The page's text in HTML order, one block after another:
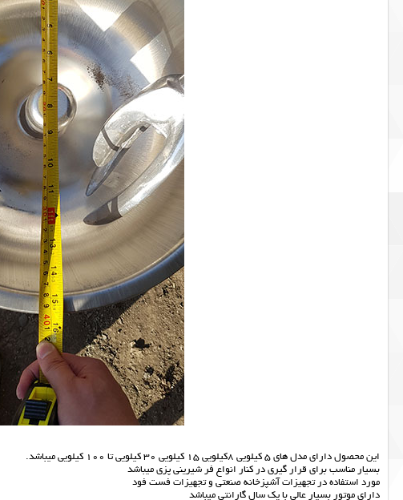
این محصول دارای مدل های 5 کیلویی 8کیلویی 15 کیلویی 30 کیلویی تا 100 کیلویی میباشد.
بسیار مناسب برای قرار گیری در کنار انواع فر شیرینی پزی میباشد
مورد استفاده در تجهیزات آشپزخانه صنعتی و تجهیزات فست فود
دارای موتور بسیار عالی با یک سال گارانتی میباشد